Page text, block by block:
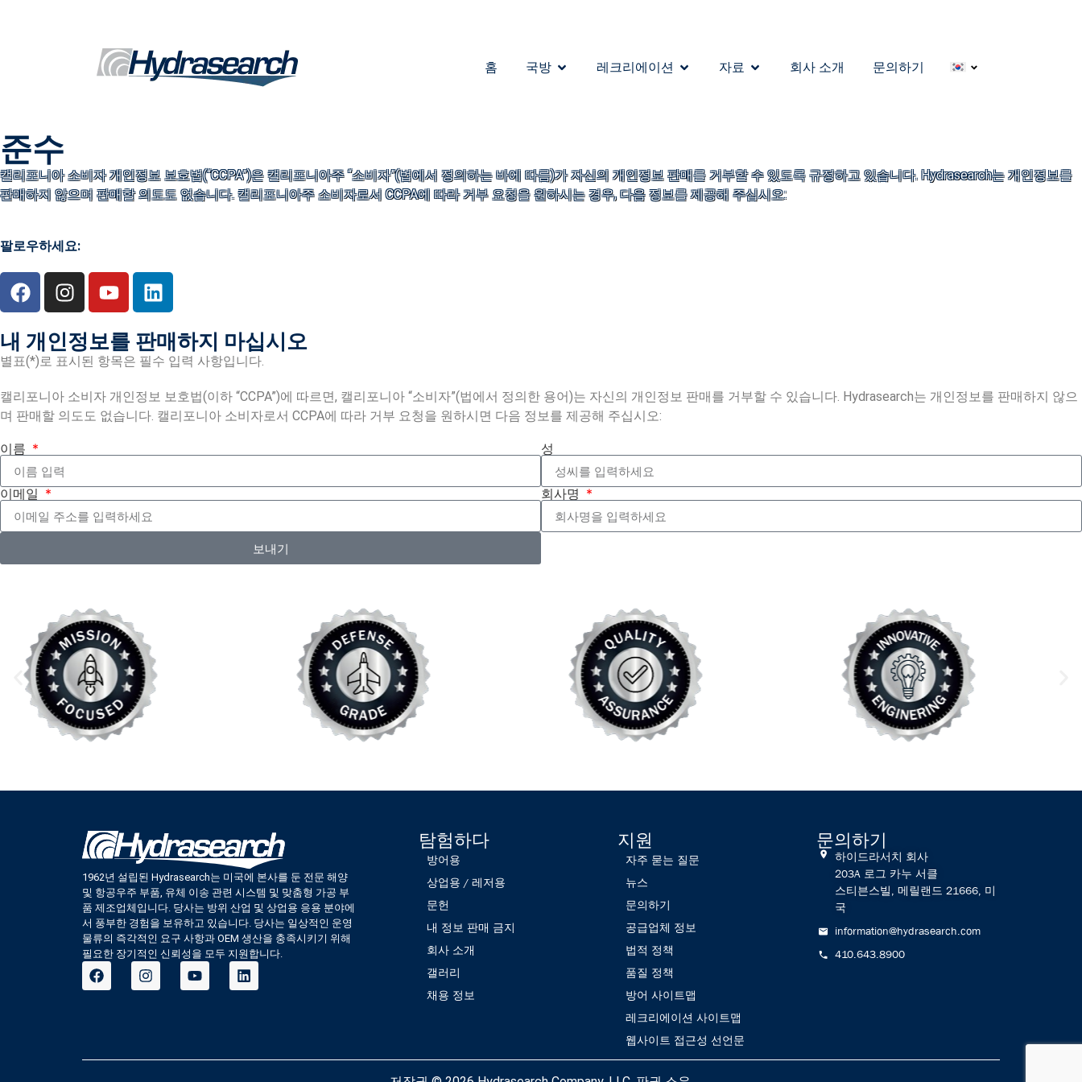
홈 국방 레크리에이션 자료 회사 소개 문의하기
준수
캘리포니아 소비자 개인정보 보호법(“CCPA”)은 캘리포니아주 “소비자”(법에서 정의하는 바에 따름)가 자신의 개인정보 판매를 거부할 수 있도록 규정하고 있습니다. Hydrasearch는 개인정보를
판매하지 않으며 판매할 의도도 없습니다. 캘리포니아주 소비자로서 CCPA에 따라 거부 요청을 원하시는 경우, 다음 정보를 제공해 주십시오:
팔로우하세요:
내 개인정보를 판매하지 마십시오
별표(*)로 표시된 항목은 필수 입력 사항입니다.
캘리포니아 소비자 개인정보 보호법(이하 “CCPA”)에 따르면, 캘리포니아 “소비자”(법에서 정의한 용어)는 자신의 개인정보 판매를 거부할 수 있습니다. Hydrasearch는 개인정보를 판매하지 않으
며 판매할 의도도 없습니다. 캘리포니아 소비자로서 CCPA에 따라 거부 요청을 원하시면 다음 정보를 제공해 주십시오:
이름 성
이메일 회사명
보내기
1962년 설립된 Hydrasearch는 미국에 본사를 둔 전문 해양
및 항공우주 부품, 유체 이송 관련 시스템 및 맞춤형 가공 부
품 제조업체입니다. 당사는 방위 산업 및 상업용 응용 분야에
서 풍부한 경험을 보유하고 있습니다. 당사는 일상적인 운영
물류의 즉각적인 요구 사항과 OEM 생산을 충족시키기 위해
필요한 장기적인 신뢰성을 모두 지원합니다.
탐험하다
방어용
상업용 / 레저용
문헌
내 정보 판매 금지
회사 소개
갤러리
채용 정보
지원
자주 묻는 질문
뉴스
문의하기
공급업체 정보
법적 정책
품질 정책
방어 사이트맵
레크리에이션 사이트맵
웹사이트 접근성 선언문
문의하기
하이드라서치 회사
203A 로그 카누 서클
스티븐스빌, 메릴랜드 21666, 미
국
information@hydrasearch.com
410.643.8900